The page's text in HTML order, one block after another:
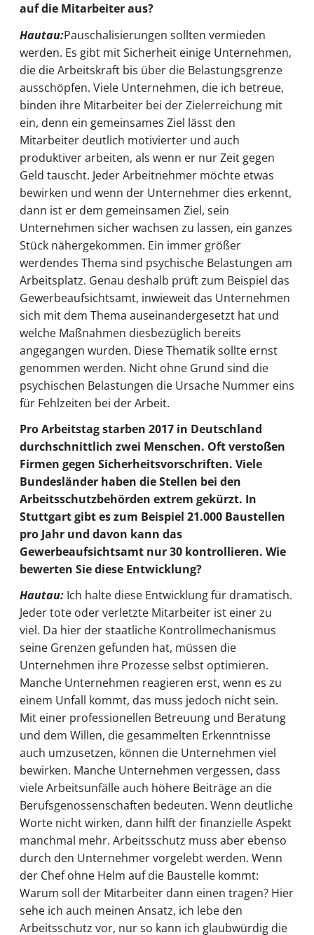
auf die Mitarbeiter aus?
Hautau:Pauschalisierungen sollten vermieden
werden. Es gibt mit Sicherheit einige Unternehmen,
die die Arbeitskraft bis über die Belastungsgrenze
ausschöpfen. Viele Unternehmen, die ich betreue,
binden ihre Mitarbeiter bei der Zielerreichung mit
ein, denn ein gemeinsames Ziel lässt den
Mitarbeiter deutlich motivierter und auch
produktiver arbeiten, als wenn er nur Zeit gegen
Geld tauscht. Jeder Arbeitnehmer möchte etwas
bewirken und wenn der Unternehmer dies erkennt,
dann ist er dem gemeinsamen Ziel, sein
Unternehmen sicher wachsen zu lassen, ein ganzes
Stück nähergekommen. Ein immer größer
werdendes Thema sind psychische Belastungen am
Arbeitsplatz. Genau deshalb prüft zum Beispiel das
Gewerbeaufsichtsamt, inwieweit das Unternehmen
sich mit dem Thema auseinandergesetzt hat und
welche Maßnahmen diesbezüglich bereits
angegangen wurden. Diese Thematik sollte ernst
genommen werden. Nicht ohne Grund sind die
psychischen Belastungen die Ursache Nummer eins
für Fehlzeiten bei der Arbeit.
Pro Arbeitstag starben 2017 in Deutschland
durchschnittlich zwei Menschen. Oft verstoßen
Firmen gegen Sicherheitsvorschriften. Viele
Bundesländer haben die Stellen bei den
Arbeitsschutzbehörden extrem gekürzt. In
Stuttgart gibt es zum Beispiel 21.000 Baustellen
pro Jahr und davon kann das
Gewerbeaufsichtsamt nur 30 kontrollieren. Wie
bewerten Sie diese Entwicklung?
Hautau: Ich halte diese Entwicklung für dramatisch.
Jeder tote oder verletzte Mitarbeiter ist einer zu
viel. Da hier der staatliche Kontrollmechanismus
seine Grenzen gefunden hat, müssen die
Unternehmen ihre Prozesse selbst optimieren.
Manche Unternehmen reagieren erst, wenn es zu
einem Unfall kommt, das muss jedoch nicht sein.
Mit einer professionellen Betreuung und Beratung
und dem Willen, die gesammelten Erkenntnisse
auch umzusetzen, können die Unternehmen viel
bewirken. Manche Unternehmen vergessen, dass
viele Arbeitsunfälle auch höhere Beiträge an die
Berufsgenossenschaften bedeuten. Wenn deutliche
Worte nicht wirken, dann hilft der finanzielle Aspekt
manchmal mehr. Arbeitsschutz muss aber ebenso
durch den Unternehmer vorgelebt werden. Wenn
der Chef ohne Helm auf die Baustelle kommt:
Warum soll der Mitarbeiter dann einen tragen? Hier
sehe ich auch meinen Ansatz, ich lebe den
Arbeitsschutz vor, nur so kann ich glaubwürdig die